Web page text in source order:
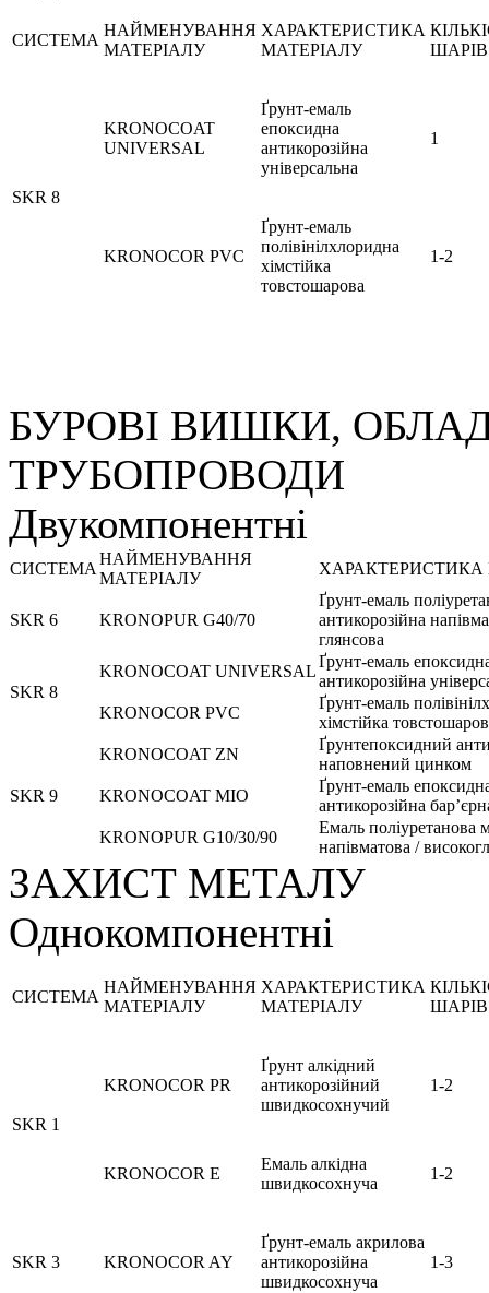
СИСТЕМА
НАЙМЕНУВАННЯ
МАТЕРІАЛУ
ХАРАКТЕРИСТИКА
МАТЕРІАЛУ
ШАРІВ
SKR 8
KRONOCOAT
UNIVERSAL
Ґрунт-емаль
епоксидна
антикорозійна
універсальна
1
KRONOCOR PVC
Ґрунт-емаль
полівінілхлоридна
хімстійка
товстошарова
1-2
БУРОВІ ВИШКИ,
ТРУБОПРОВОДИ
Двукомпонентні
СИСТЕМА
НАЙМЕНУВАННЯ
МАТЕРІАЛУ
ХАРАКТЕРИСТИКА
SKR 6 KRONOPUR G40/70
Ґрунт-емаль
антикорозійна
глянсова
SKR 8
KRONOCOAT UNIVERSAL
Ґрунт-емаль
антикорозійна
KRONOCOR PVC
Ґрунт-емаль
хімстійка
SKR 9
KRONOCOAT ZN
Ґрунтепоксидний
наповнений цинком
KRONOCOAT MIO
Ґрунт-емаль
антикорозійна
KRONOPUR G10/30/90
Емаль поліуретанова
напівматова /
ЗАХИСТ МЕТАЛУ
Однокомпонентні
СИСТЕМА
НАЙМЕНУВАННЯ
МАТЕРІАЛУ
ХАРАКТЕРИСТИКА
МАТЕРІАЛУ
ШАРІВ
SKR 1
KRONOCOR PR
Ґрунт алкідний
антикорозійний
швидкосохнучий
1-2
KRONOCOR E
Емаль алкідна
швидкосохнуча
1-2
SKR 3 KRONOCOR AY
Ґрунт-емаль акрилова
антикорозійна
швидкосохнуча
1-3